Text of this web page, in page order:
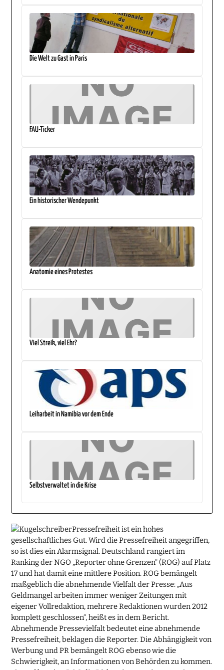
Die Welt zu Gast in Paris
FAU-Ticker
Ein historischer Wendepunkt
Anatomie eines Protestes
Viel Streik, viel Ehr?
Leiharbeit in Namibia vor dem Ende
Selbstverwaltet in die Krise
Pressefreiheit ist ein hohes
gesellschaftliches Gut. Wird die Pressefreiheit angegriffen,
so ist dies ein Alarmsignal. Deutschland rangiert im
Ranking der NGO „Reporter ohne Grenzen“ (ROG) auf Platz
17 und hat damit eine mittlere Position. ROG bemängelt
maßgeblich die abnehmende Vielfalt der Presse: „Aus
Geldmangel arbeiten immer weniger Zeitungen mit
eigener Vollredaktion, mehrere Redaktionen wurden 2012
komplett geschlossen“, heißt es in dem Bericht.
Abnehmende Pressevielfalt bedeutet eine abnehmende
Pressefreiheit, beklagen die Reporter. Die Abhängigkeit von
Werbung und PR bemängelt ROG ebenso wie die
Schwierigkeit, an Informationen von Behörden zu kommen.